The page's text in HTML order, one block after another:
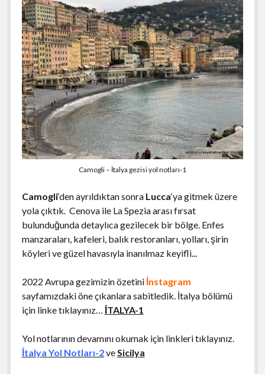
Camogli – İtalya gezisi yol notları-1
Camogli‘den ayrıldıktan sonra Lucca‘ya gitmek üzere
yola çıktık. Cenova ile La Spezia arası fırsat
bulunduğunda detaylıca gezilecek bir bölge. Enfes
manzaraları, kafeleri, balık restoranları, yolları, şirin
köyleri ve güzel havasıyla inanılmaz keyifli..
2022 Avrupa gezimizin özetini İnstagram
sayfamızdaki öne çıkanlara sabitledik. İtalya bölümü
için linke tıklayınız… İTALYA-1
Yol notlarının devamını okumak için linkleri tıklayınız.
İtalya Yol Notları-2ve Sicilya